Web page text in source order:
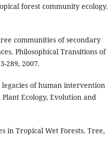
forest community ecology.
communities of secondary
Philosophical Transitions of
289, 2007.
legacies of human intervention
Ecology, Evolution and
in Tropical Wet Forests. Tree,